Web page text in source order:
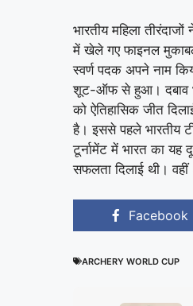
भारतीय महिला
में खेले गए फाइनल
स्वर्ण पदक अपने नाम
शूट-ऑफ से हुआ। दबाव
को ऐतिहासिक जीत
है। इससे पहले भारतीय
टूर्नामेंट में भारत का
सफलता दिलाई थी।
Facebook
ARCHERY WORLD CUP